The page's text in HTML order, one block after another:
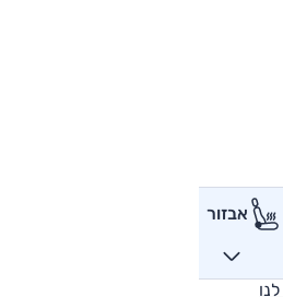
אבזור